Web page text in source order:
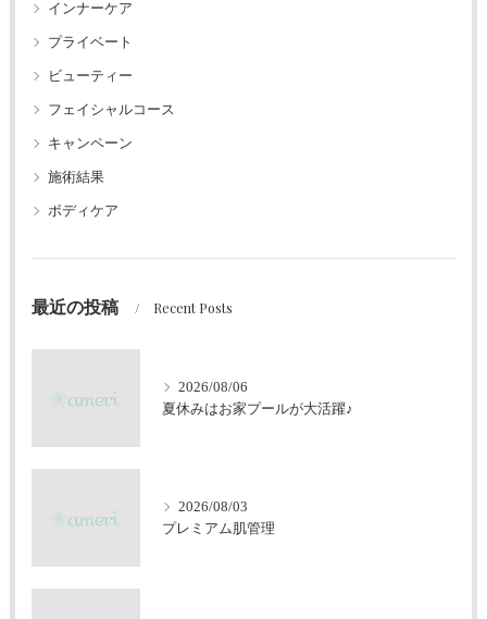
インナーケア
プライベート
ビューティー
フェイシャルコース
キャンペーン
施術結果
ボディケア
最近の投稿 Recent Posts
2026/08/06
夏休みはお家プールが大活躍♪
2026/08/03
プレミアム肌管理